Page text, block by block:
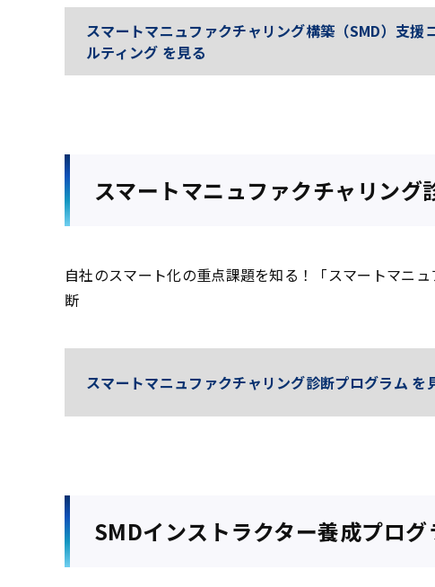
スマートマニュファクチャリング構築（SMD）支援
ルティング を見る
スマートマニュファクチャリング
自社のスマート化の重点課題を知る！「スマートマニ
断
スマートマニュファクチャリング診断プログラム を
SMDインストラクター養成プログ